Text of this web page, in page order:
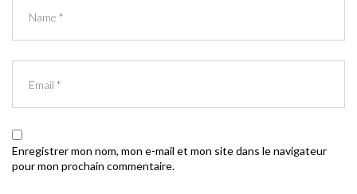
Enregistrer mon nom, mon e-mail et mon site dans le navigateur
pour mon prochain commentaire.